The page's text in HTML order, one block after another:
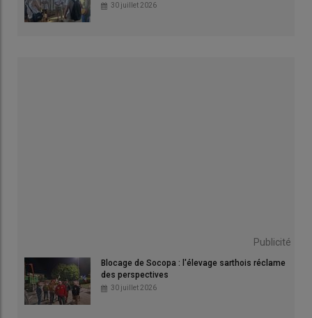
30 juillet 2026
Publicité
Blocage de Socopa : l'élevage sarthois réclame
des perspectives
30 juillet 2026